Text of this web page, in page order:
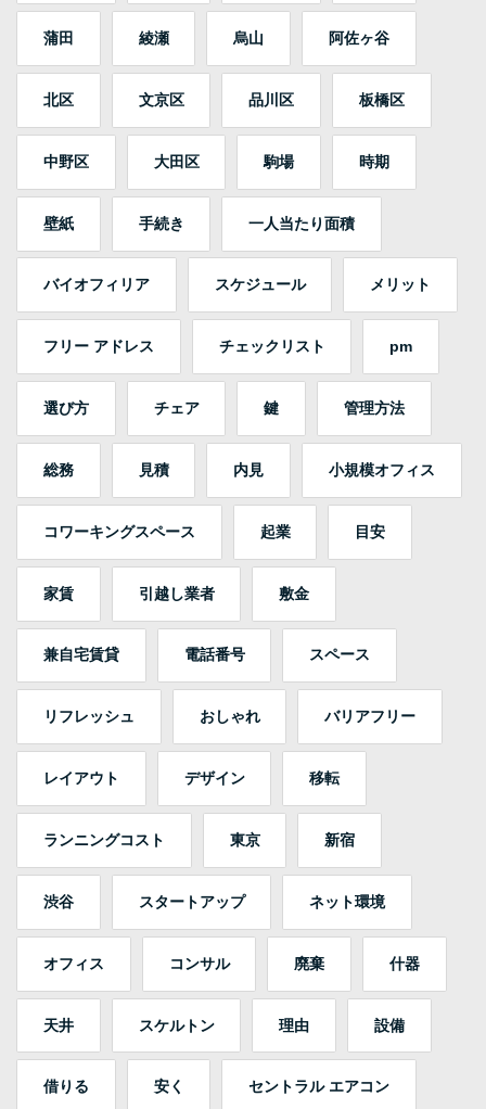
蒲田 綾瀬 烏山 阿佐ヶ谷
北区 文京区 品川区 板橋区
中野区 大田区 駒場 時期
壁紙 手続き 一人当たり面積
バイオフィリア スケジュール メリット
フリー アドレス チェックリスト pm
選び方 チェア 鍵 管理方法
総務 見積 内見 小規模オフィス
コワーキングスペース 起業 目安
家賃 引越し業者 敷金
兼自宅賃貸 電話番号 スペース
リフレッシュ おしゃれ バリアフリー
レイアウト デザイン 移転
ランニングコスト 東京 新宿
渋谷 スタートアップ ネット環境
オフィス コンサル 廃棄 什器
天井 スケルトン 理由 設備
借りる 安く セントラル エアコン